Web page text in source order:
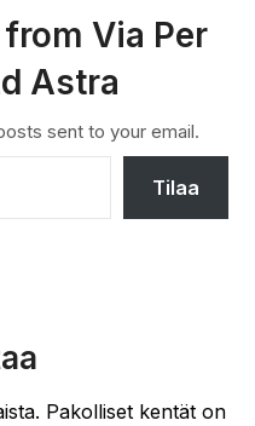
Via Per
Astra
sent to your email.
Tilaa
Pakolliset kentät on